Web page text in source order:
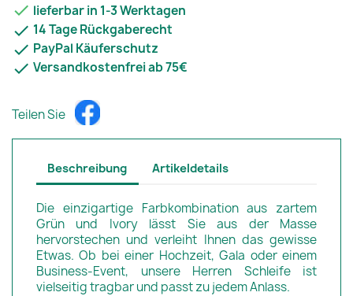
 lieferbar in 1-3 Werktagen
 14 Tage Rückgaberecht
 PayPal Käuferschutz
 Versandkostenfrei ab 75€
Teilen Sie
Beschreibung Artikeldetails
Die einzigartige Farbkombination aus zartem
Grün und Ivory lässt Sie aus der Masse
hervorstechen und verleiht Ihnen das gewisse
Etwas. Ob bei einer Hochzeit, Gala oder einem
Business-Event, unsere Herren Schleife ist
vielseitig tragbar und passt zu jedem Anlass.